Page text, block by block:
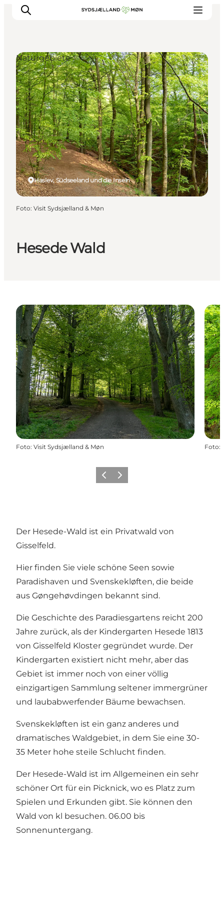
Erleben
Städte und Orte
Events
Essen
Unterkunft
Reise planen
Hesede Wald
Haslev, Südseeland und die Inseln
Naturgebiete
Foto: Visit Sydsjælland & Møn
Foto: Visit Sydsjælland & Møn Foto:
ZurückWeiter
Der Hesede-Wald ist ein Privatwald von
Gisselfeld.
Hier finden Sie viele schöne Seen sowie
Paradishaven und Svenskekløften, die beide
aus Gøngehøvdingen bekannt sind.
Die Geschichte des Paradiesgartens reicht 200
Jahre zurück, als der Kindergarten Hesede 1813
von Gisselfeld Kloster gegründet wurde. Der
Kindergarten existiert nicht mehr, aber das
Gebiet ist immer noch von einer völlig
einzigartigen Sammlung seltener immergrüner
und laubabwerfender Bäume bewachsen.
Svenskekløften ist ein ganz anderes und
dramatisches Waldgebiet, in dem Sie eine 30-
35 Meter hohe steile Schlucht finden.
Der Hesede-Wald ist im Allgemeinen ein sehr
schöner Ort für ein Picknick, wo es Platz zum
Spielen und Erkunden gibt. Sie können den
Wald von kl besuchen. 06.00 bis
Sonnenuntergang.